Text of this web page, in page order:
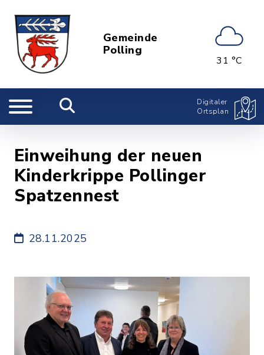
Gemeinde
Polling
31 °C
Digitaler
Ortsplan
Einweihung der neuen
Kinderkrippe Pollinger
Spatzennest
28.11.2025